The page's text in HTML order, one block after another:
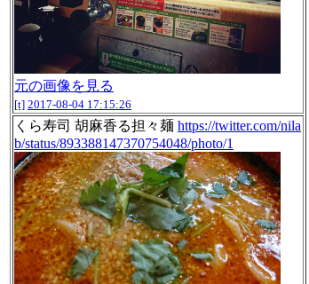
元の画像を見る
[t] 2017-08-04 17:15:26
くら寿司 胡麻香る担々麺 https://twitter.com/nila
b/status/893388147370754048/photo/1